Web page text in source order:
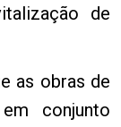
de
as obras de
conjunto